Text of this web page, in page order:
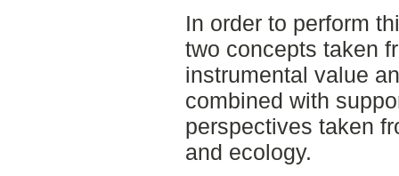
In order to perform
two concepts taken
instrumental value
combined with
perspectives taken
and ecology.